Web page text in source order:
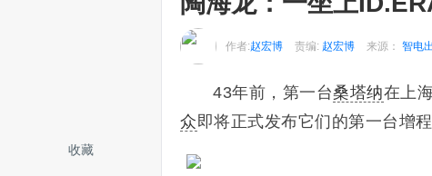
收藏
作者:赵宏博 责编: 赵宏博 来源： 智电
43年前，第一台桑塔纳在上
众即将正式发布它们的第一台增